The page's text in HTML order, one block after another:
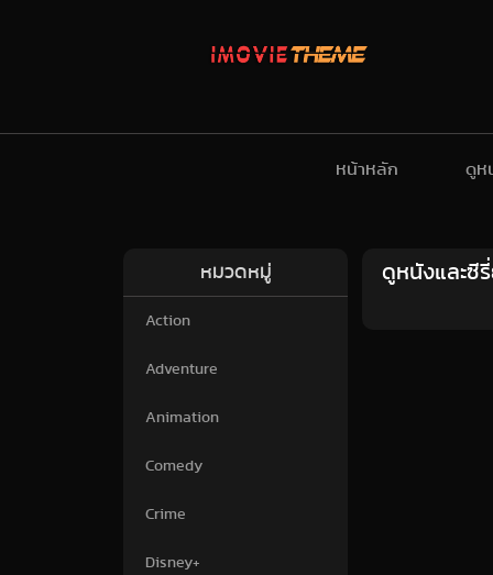
หน้าหลัก ดูห
หมวดหมู่
Action
Adventure
Animation
Comedy
Crime
Disney+
ดูหนังและซี